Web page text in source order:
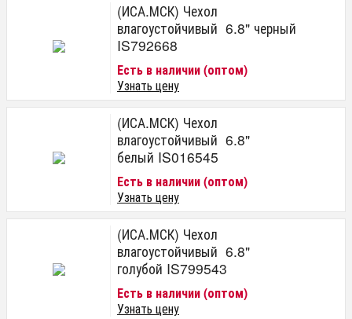
(ИСА.МСК) Чехол
влагоустойчивый 6.8" черный
IS792668
Есть в наличии (оптом)
Узнать цену
(ИСА.МСК) Чехол
влагоустойчивый 6.8"
белый IS016545
Есть в наличии (оптом)
Узнать цену
(ИСА.МСК) Чехол
влагоустойчивый 6.8"
голубой IS799543
Есть в наличии (оптом)
Узнать цену